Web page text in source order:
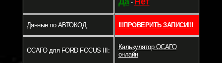
-
Данные по АВТОКОД: !!!ПРОВЕРИТЬ ЗАПИСИ!!!
ОСАГО для FORD FOCUS III:
Калькулятор ОСАГО
онлайн